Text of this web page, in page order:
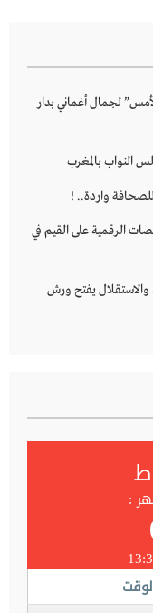
لجمال أغماني بدار
النواب بالمغرب
واردة.. !
الرقمية على القيم في
يفتح ورش